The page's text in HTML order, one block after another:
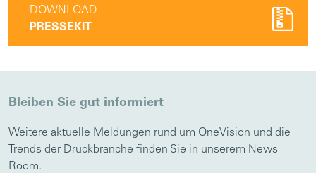
DOWNLOAD
PRESSEKIT
Bleiben Sie gut informiert
Weitere aktuelle Meldungen rund um OneVision und die
Trends der Druckbranche finden Sie in unserem News
Room.